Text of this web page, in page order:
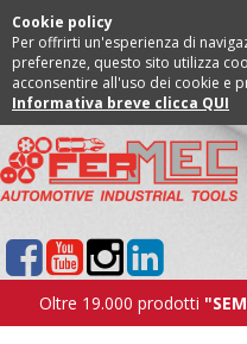
Cookie policy
Per offrirti un'esperienza di
preferenze, questo sito utilizza
acconsentire all'uso dei cookie e
Informativa breve clicca QUI
Oltre 19.000 prodotti